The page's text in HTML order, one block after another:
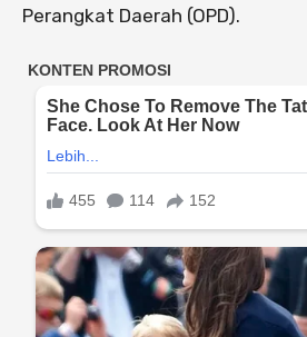
Perangkat Daerah (OPD).